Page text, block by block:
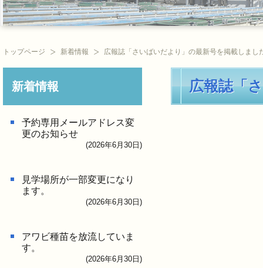
トップページ 新着情報 広報誌「さいばいだより」の最新号を掲載しまし
広報誌「
新着情報
予約専用メールアドレス変
更のお知らせ
(2026年6月30日)
見学場所が一部変更になり
ます。
(2026年6月30日)
アワビ種苗を放流していま
す。
(2026年6月30日)